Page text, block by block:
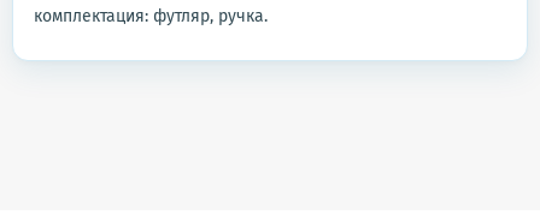
комплектация: футляр, ручка.